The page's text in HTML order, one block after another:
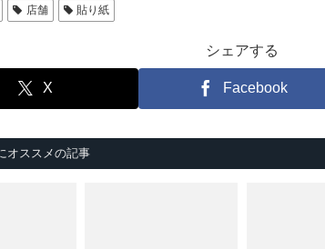
店舗 貼り紙
シェアする
X Facebook
オススメの記事